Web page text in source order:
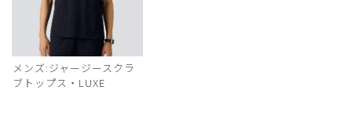
メンズ:ジャージースクラ
ブトップス・LUXE